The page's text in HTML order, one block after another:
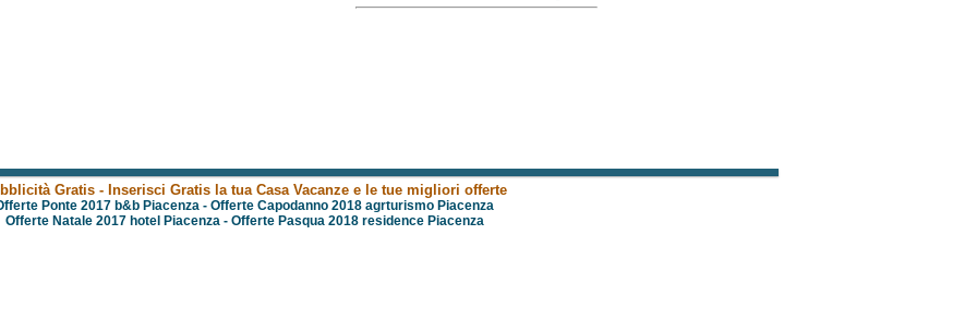
Gratis - Inserisci Gratis la tua Casa Vacanze e le tue migliori offerte
Ponte 2017 b&b Piacenza - Offerte Capodanno 2018 agrturismo Piacenza
Offerte Natale 2017 hotel Piacenza- Offerte Pasqua 2018 residence Piacenza